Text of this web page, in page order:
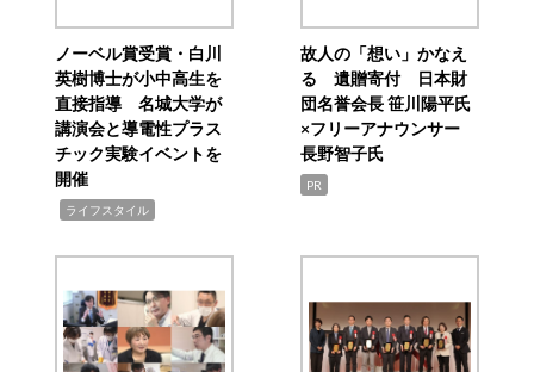
ノーベル賞受賞・白川
英樹博士が小中高生を
直接指導 名城大学が
講演会と導電性プラス
チック実験イベントを
開催
ライフスタイル
故人の「想い」かなえ
る 遺贈寄付 日本財
団名誉会長 笹川陽平氏
×フリーアナウンサー
長野智子氏
PR